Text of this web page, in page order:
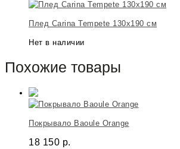
Плед Carina Tempete 130х190 см
Нет в наличии
Похожие товары
Покрывало Baoule Orange
18 150 р.